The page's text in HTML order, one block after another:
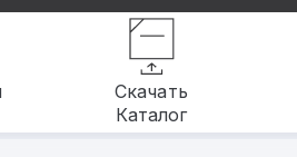
Скачать
Каталог